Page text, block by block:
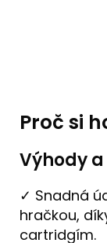
Proč si
Výhody
✓ Snadná
hračkou,
cartridgím.